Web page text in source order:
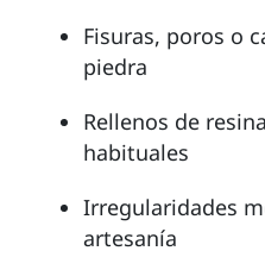
Fisuras, poros o
piedra
Rellenos de
habituales
Irregularidades
artesanía